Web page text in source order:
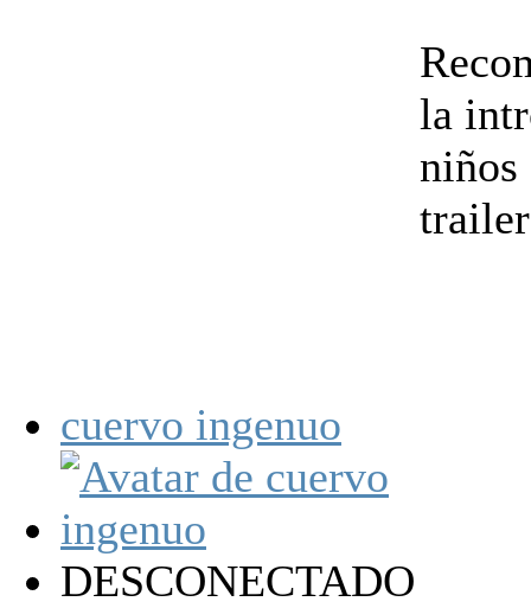
cuervo ingenuo
DESCONECTADO
la
niños